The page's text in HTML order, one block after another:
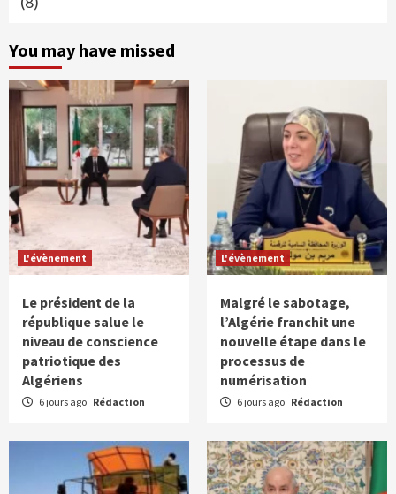
You may have missed
L'évènement
Le président de la
république salue le
niveau de conscience
patriotique des
Algériens
6 jours ago Rédaction
L'évènement
Malgré le sabotage,
l’Algérie franchit une
nouvelle étape dans le
processus de
numérisation
6 jours ago Rédaction